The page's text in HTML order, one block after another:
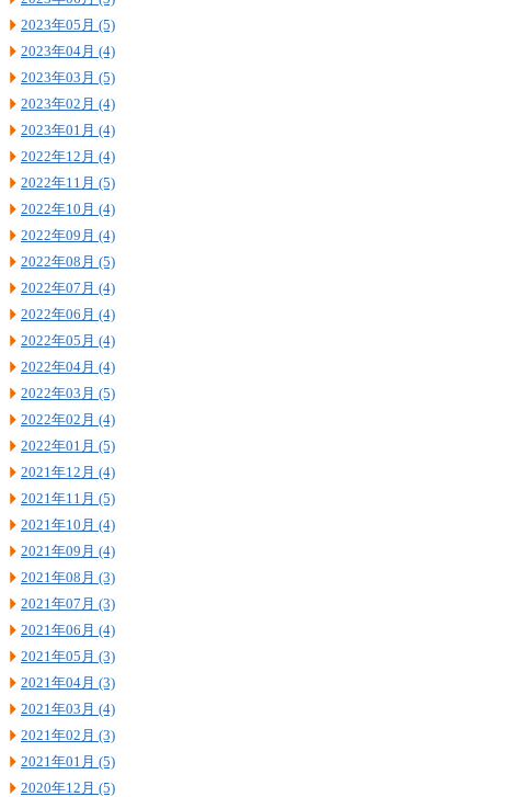
2023年05月 (5)
2023年04月 (4)
2023年03月 (5)
2023年02月 (4)
2023年01月 (4)
2022年12月 (4)
2022年11月 (5)
2022年10月 (4)
2022年09月 (4)
2022年08月 (5)
2022年07月 (4)
2022年06月 (4)
2022年05月 (4)
2022年04月 (4)
2022年03月 (5)
2022年02月 (4)
2022年01月 (5)
2021年12月 (4)
2021年11月 (5)
2021年10月 (4)
2021年09月 (4)
2021年08月 (3)
2021年07月 (3)
2021年06月 (4)
2021年05月 (3)
2021年04月 (3)
2021年03月 (4)
2021年02月 (3)
2021年01月 (5)
2020年12月 (5)